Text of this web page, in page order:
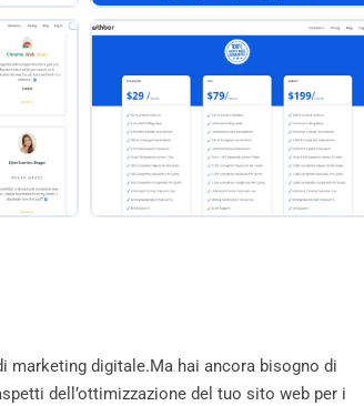
marketing digitale.Ma hai ancora bisogno di
dell’ottimizzazione del tuo sito web per i